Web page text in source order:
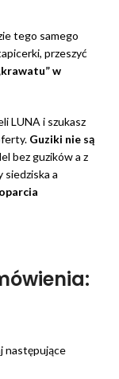
tego samego
przeszyć
w
LUNA i szukasz
Guziki nie są
bez guzików a z
siedziska a
następujące